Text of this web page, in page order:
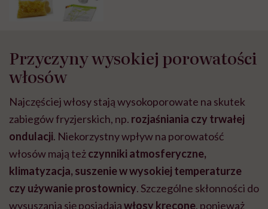
Przyczyny wysokiej porowatości
włosów
Najczęściej włosy stają wysokoporowate na skutek
zabiegów fryzjerskich, np. rozjaśniania czy trwałej
ondulacji. Niekorzystny wpływ na porowatość
włosów mają teżczynniki atmosferyczne,
klimatyzacja, suszenie w wysokiej temperaturze
czy używanie prostownicy. Szczególne skłonności do
wysuszania się posiadająwłosy kręcone, ponieważ